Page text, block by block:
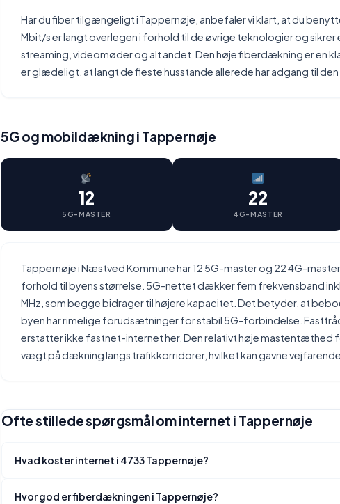
Har du fiber tilgængeligt i Tappernøje, anbefaler vi klart, at du
Mbit/s er langt overlegen i forhold til de øvrige teknologier og sikrer
streaming, videomøder og alt andet. Den høje fiberdækning er en
er glædeligt, at langt de fleste husstande allerede har adgang til den
5G og mobildækning i Tappernøje
12
5G-MASTER
22
4G-MASTER
Tappernøje i Næstved Kommune har 12 5G-master og 22 4G-
forhold til byens størrelse. 5G-nettet dækker fem frekvensband
MHz, som begge bidrager til højere kapacitet. Det betyder, at
byen har rimelige forudsætninger for stabil 5G-forbindelse.
erstatter ikke fastnet-internet her. Den relativt høje mastentæthed
vægt på dækning langs trafikkorridorer, hvilket kan gavne
Ofte stillede spørgsmål om internet i Tappernøje
Hvad koster internet i 4733 Tappernøje?
Hvor god er fiberdækningen i Tappernøje?